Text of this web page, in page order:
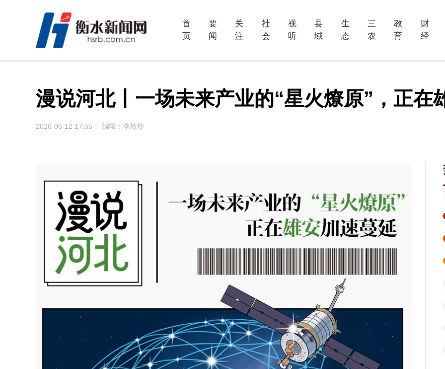
首
页
要
闻
关
注
社
会
视
听
县
域
生
态
三
农
教
育
财
经
漫说河北丨一场未来产业的“星火燎原”，正在
2026-06-12 17:55 编辑：李玲玲